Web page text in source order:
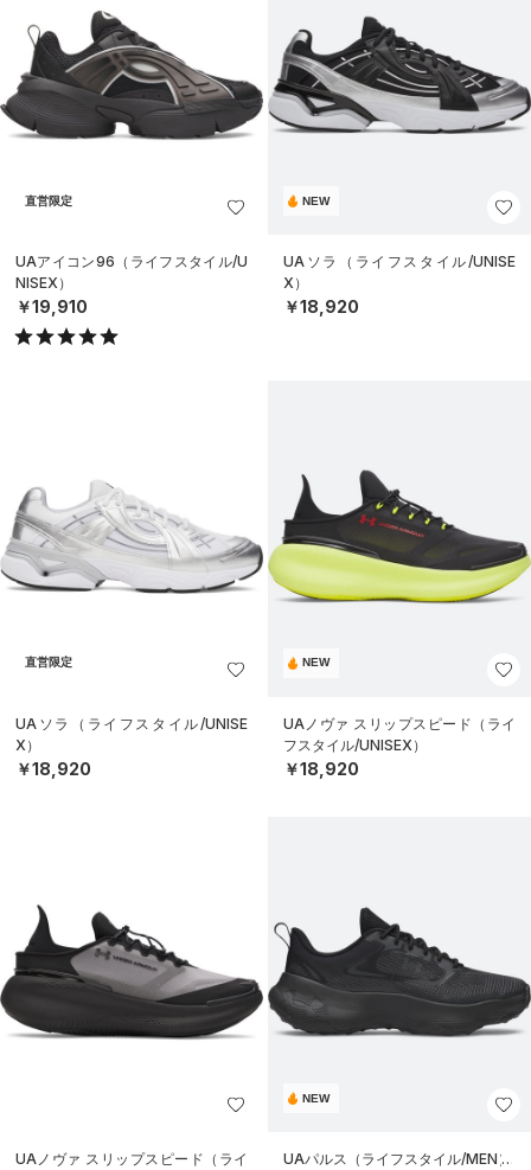
直営限定
UAアイコン96（ライフスタイル/U
NISEX）
￥19,910
NEW
UAソラ（ライフスタイル/UNISE
X）
￥18,920
直営限定
UAソラ（ライフスタイル/UNISE
X）
￥18,920
NEW
UAノヴァ スリップスピード（ライ
フスタイル/UNISEX）
￥18,920
UAノヴァ スリップスピード（ライ
NEW
UAパルス（ライフスタイル/MEN）